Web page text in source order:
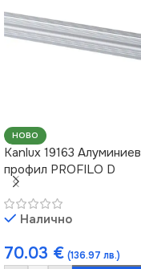
НОВО
Kanlux 19163 Алуминиев
профил PROFILO D
Налично
70.03 € (136.97 лв.)